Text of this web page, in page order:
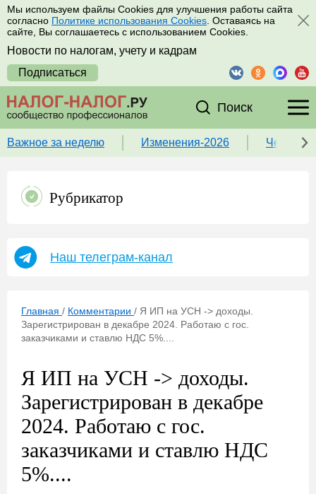
Мы используем файлы Cookies для улучшения работы сайта
согласно Политике использования Cookies . Оставаясь на
сайте, Вы соглашаетесь с использованием Cookies.
Новости по налогам, учету и кадрам
Подписаться
Поиск
Важное за неделю Изменения-2026 Чек-
Рубрикатор
Наш телеграм-канал
Главная / Комментарии / Я ИП на УСН -> доходы.
Зарегистрирован в декабре 2024. Работаю с гос.
заказчиками и ставлю НДС 5%....
Я ИП на УСН -> доходы.
Зарегистрирован в декабре
2024. Работаю с гос.
заказчиками и ставлю НДС
5%....